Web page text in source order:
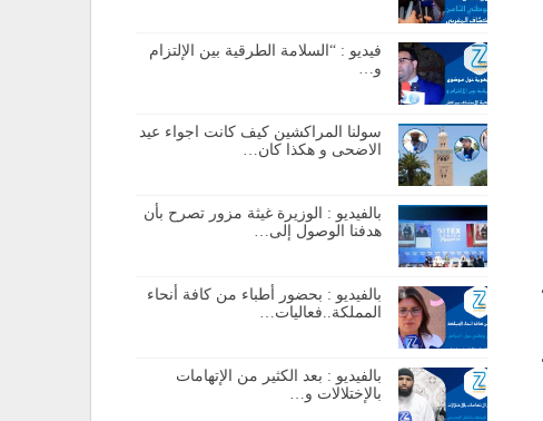
فيديو : “السلامة الطرقية بين الإلتزام
و…
سولنا المراكشين كيف كانت اجواء عيد
الاضحى و هكذا كان…
بالفيديو : الوزيرة غيثة مزور تصرح بأن
هدفنا الوصول إلى…
بالفيديو : بحضور أطباء من كافة أنحاء
المملكة..فعاليات…
بالفيديو : بعد الكثير من الإتهامات
بالإختلالات و…